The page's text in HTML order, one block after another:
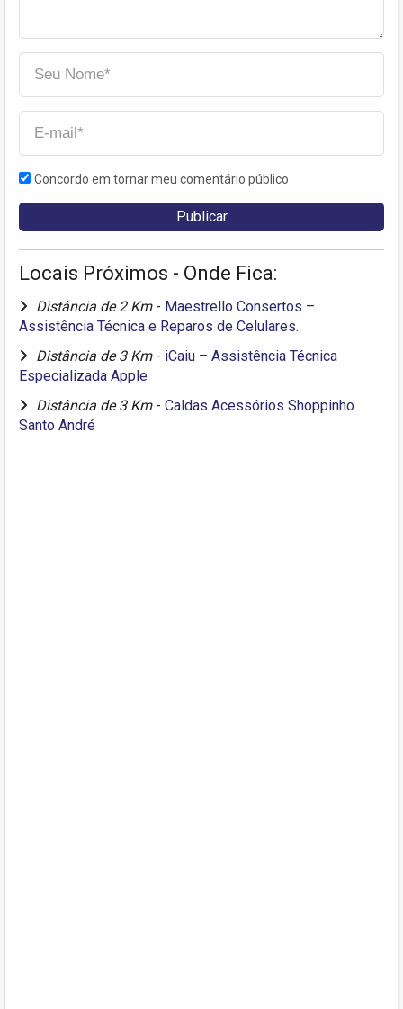
Concordo em tornar meu comentário público
Locais Próximos - Onde Fica:
Distância de 2 Km - Maestrello Consertos –
Assistência Técnica e Reparos de Celulares.
Distância de 3 Km - iCaiu – Assistência Técnica
Especializada Apple
Distância de 3 Km - Caldas Acessórios Shoppinho
Santo André